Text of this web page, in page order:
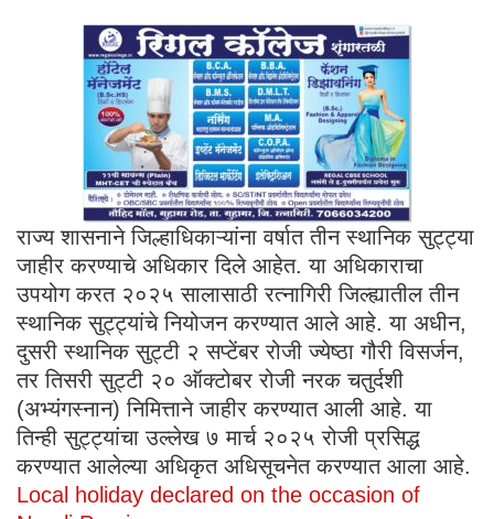
राज्य शासनाने जिल्हाधिकाऱ्यांना वर्षात तीन स्थानिक सुट्ट्या
जाहीर करण्याचे अधिकार दिले आहेत. या अधिकाराचा
उपयोग करत २०२५ सालासाठी रत्नागिरी जिल्ह्यातील तीन
स्थानिक सुट्ट्यांचे नियोजन करण्यात आले आहे. या अधीन,
दुसरी स्थानिक सुट्टी २ सप्टेंबर रोजी ज्येष्ठा गौरी विसर्जन,
तर तिसरी सुट्टी २० ऑक्टोबर रोजी नरक चतुर्दशी
(अभ्यंगस्नान) निमित्ताने जाहीर करण्यात आली आहे. या
तिन्ही सुट्ट्यांचा उल्लेख ७ मार्च २०२५ रोजी प्रसिद्ध
करण्यात आलेल्या अधिकृत अधिसूचनेत करण्यात आला आहे.
Local holiday declared on the occasion of